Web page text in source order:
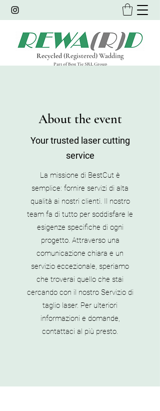
Recycled(Registered) Wadding
Part of Best Tie SRL Group
About the event
Your trusted laser cutting
service
La missione di BestCut è
semplice: fornire servizi di alta
qualità ai nostri clienti. Il nostro
team fa di tutto per soddisfare le
esigenze specifiche di ogni
progetto. Attraverso una
comunicazione chiara e un
servizio eccezionale, speriamo
che troverai quello che stai
cercando con il nostro Servizio di
taglio laser. Per ulteriori
informazioni e domande,
contattaci al più presto.